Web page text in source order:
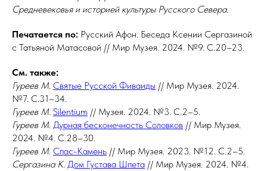
Средневековья и историей культуры Русского Севера.
Печатается по: Русский Афон. Беседа Ксении Сергазиной
с Татьяной Матасовой // Мир Музея. 2024. №9. С.20–23.
См. также:
Гуреев М. Святые Русской Фиваиды // Мир Музея. 2024.
№7. С.31–34.
Гуреев М. Silentium // Музея. 2024. №3. С.2–5.
Гуреев М. Дурная бесконечность Соловков // Мир Музея.
2024. №4. С.28–30.
Гуреев М. Спас-Камень // Мир Музея. 2023. №12. С.2–5.
Сергазина К. Дом Густава Шпета // Мир Музея. 2024. №4.